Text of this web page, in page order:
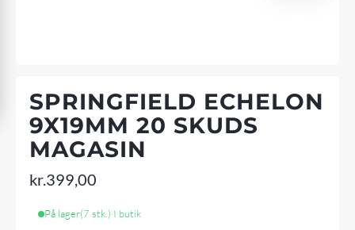
SPRINGFIELD ECHELON
9X19MM 20 SKUDS
MAGASIN
kr.399,00
På lager(7 stk.)·I butik